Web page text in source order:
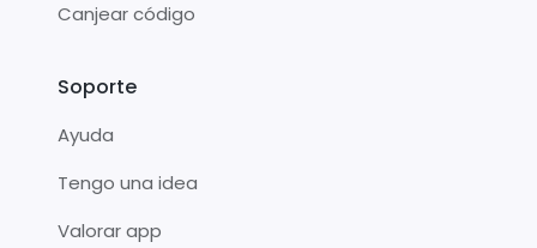
Canjear código
Soporte
Ayuda
Tengo una idea
Valorar app